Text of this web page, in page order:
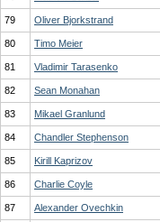
79 Oliver Bjorkstrand
80 Timo Meier
81 Vladimir Tarasenko
82 Sean Monahan
83 Mikael Granlund
84 Chandler Stephenson
85 Kirill Kaprizov
86 Charlie Coyle
87 Alexander Ovechkin